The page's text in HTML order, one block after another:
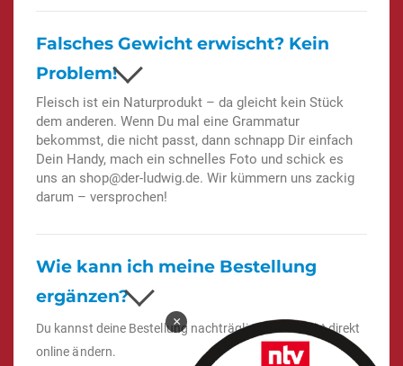
Falsches Gewicht erwischt? Kein
Problem!
Fleisch ist ein Naturprodukt – da gleicht kein Stück
dem anderen. Wenn Du mal eine Grammatur
bekommst, die nicht passt, dann schnapp Dir einfach
Dein Handy, mach ein schnelles Foto und schick es
uns an shop@der-ludwig.de. Wir kümmern uns zackig
darum – versprochen!
Wie kann ich meine Bestellung
ergänzen?
Du kannst deine Bestellung nachträglich leider nicht direkt
online ändern.
×